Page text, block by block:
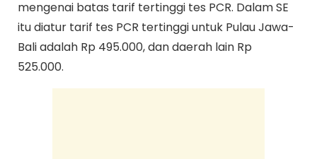
mengenai batas tarif tertinggi tes PCR. Dalam SE
itu diatur tarif tes PCR tertinggi untuk Pulau Jawa-
Bali adalah Rp 495.000, dan daerah lain Rp
525.000.